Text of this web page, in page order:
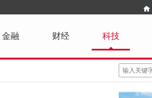
金融 财经 科技